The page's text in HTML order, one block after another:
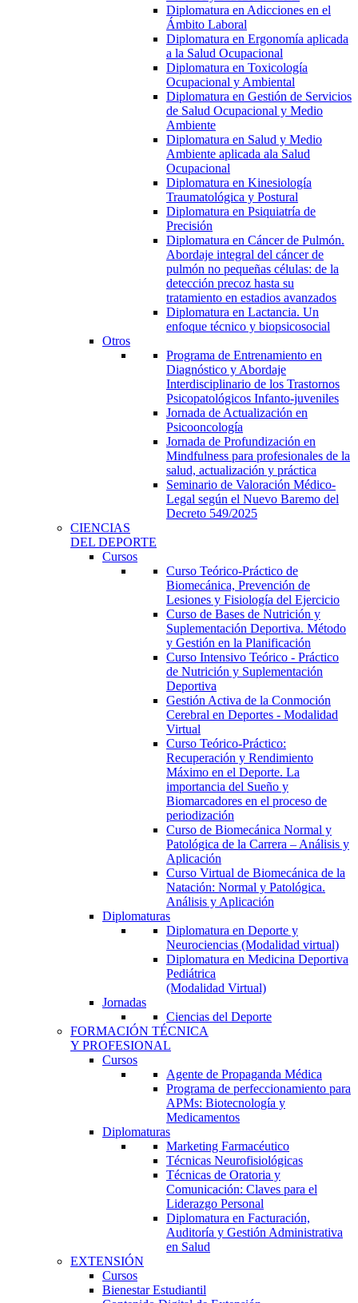
Diplomatura en Adicciones en el
Ámbito Laboral
Diplomatura en Ergonomía aplicada
a la Salud Ocupacional
Diplomatura en Toxicología
Ocupacional y Ambiental
Diplomatura en Gestión de Servicios
de Salud Ocupacional y Medio
Ambiente
Diplomatura en Salud y Medio
Ambiente aplicada ala Salud
Ocupacional
Diplomatura en Kinesiología
Traumatológica y Postural
Diplomatura en Psiquiatría de
Precisión
Diplomatura en Cáncer de Pulmón.
Abordaje integral del cáncer de
pulmón no pequeñas células: de la
detección precoz hasta su
tratamiento en estadios avanzados
Diplomatura en Lactancia. Un
enfoque técnico y biopsicosocial
Otros
Programa de Entrenamiento en
Diagnóstico y Abordaje
Interdisciplinario de los Trastornos
Psicopatológicos Infanto-juveniles
Jornada de Actualización en
Psicooncología
Jornada de Profundización en
Mindfulness para profesionales de la
salud, actualización y práctica
Seminario de Valoración Médico-
Legal según el Nuevo Baremo del
Decreto 549/2025
CIENCIAS
DEL DEPORTE
Cursos
Curso Teórico-Práctico de
Biomecánica, Prevención de
Lesiones y Fisiología del Ejercicio
Curso de Bases de Nutrición y
Suplementación Deportiva. Método
y Gestión en la Planificación
Curso Intensivo Teórico - Práctico
de Nutrición y Suplementación
Deportiva
Gestión Activa de la Conmoción
Cerebral en Deportes - Modalidad
Virtual
Curso Teórico-Práctico:
Recuperación y Rendimiento
Máximo en el Deporte. La
importancia del Sueño y
Biomarcadores en el proceso de
periodización
Curso de Biomecánica Normal y
Patológica de la Carrera – Análisis y
Aplicación
Curso Virtual de Biomecánica de la
Natación: Normal y Patológica.
Análisis y Aplicación
Diplomaturas
Diplomatura en Deporte y
Neurociencias (Modalidad virtual)
Diplomatura en Medicina Deportiva
Pediátrica
(Modalidad Virtual)
Jornadas
Ciencias del Deporte
FORMACIÓN TÉCNICA
Y PROFESIONAL
Cursos
Agente de Propaganda Médica
Programa de perfeccionamiento para
APMs: Biotecnología y
Medicamentos
Diplomaturas
Marketing Farmacéutico
Técnicas Neurofisiológicas
Técnicas de Oratoria y
Comunicación: Claves para el
Liderazgo Personal
Diplomatura en Facturación,
Auditoría y Gestión Administrativa
en Salud
EXTENSIÓN
Cursos
Bienestar Estudiantil